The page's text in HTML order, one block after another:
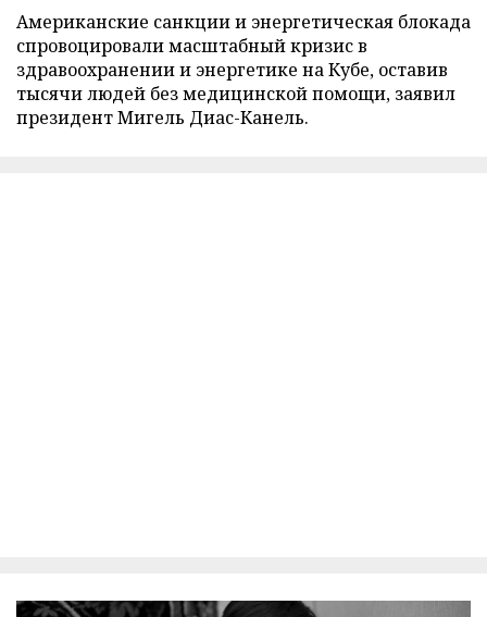
Американские санкции и энергетическая блокада
спровоцировали масштабный кризис в
здравоохранении и энергетике на Кубе, оставив
тысячи людей без медицинской помощи, заявил
президент Мигель Диас-Канель.